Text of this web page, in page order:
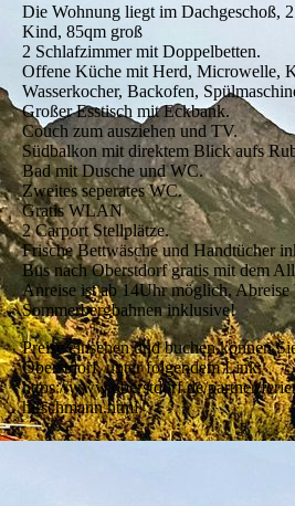
Die Wohnung liegt im Dachgeschoß,
Kind, 85qm groß
2 Schlafzimmer mit Doppelbetten.
Offene Küche mit Herd, Microwelle,
Wasserkocher, Backofen,
Großer Esstisch mit Eckbank.
Couch zum ausziehen und TV.
Südbalkon mit direktem Blick aufs
Bad mit Dusche und WC.
Zweites seperates WC.
Gratis WLAN
2 Carport Stellplätze.
Frische Bettwäsche und Handtücher
Bus nach Oberstdorf gratis mit dem
Anreise ist ab 14Uhr möglich, Abreise
Sommerbergbahnen inklusive!
Preise einsehen und buchen können
Oberstdorf, unter folgendem Link:
https://www.oberstdorf.de/partner/
hirschmann.html